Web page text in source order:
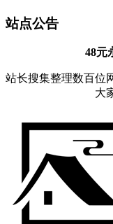
站点公告
48元
站长搜集整理数百位
大